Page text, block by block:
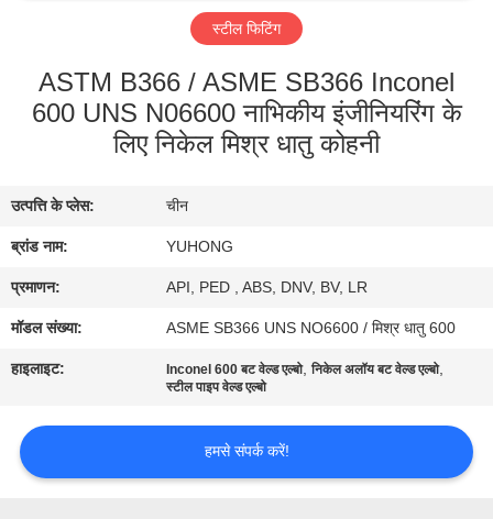
भ्रमण
नियंत्रण
संपर्क
करें
एक
का
अनुरोध
स्टील फिटिंग
ASTM B366 / ASME SB366 Inconel
600 UNS N06600 नाभिकीय इंजीनियरिंग के
लिए निकेल मिश्र धातु कोहनी
उत्पत्ति के प्लेस: चीन
ब्रांड नाम: YUHONG
प्रमाणन: API, PED , ABS, DNV, BV, LR
मॉडल संख्या: ASME SB366 UNS NO6600 / मिश्र धातु 600
हाइलाइट: Inconel 600 बट वेल्ड एल्बो,निकेल अलॉय बट वेल्ड एल्बो,
स्टील पाइप वेल्ड एल्बो
हमसे संपर्क करें!